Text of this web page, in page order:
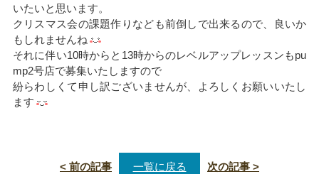
いたいと思います。
クリスマス会の課題作りなども前倒しで出来るので、良いか
もしれませんね
それに伴い10時からと13時からのレベルアップレッスンもpu
mp2号店で募集いたしますので
紛らわしくて申し訳ございませんが、よろしくお願いいたし
ます
< 前の記事 一覧に戻る 次の記事 >